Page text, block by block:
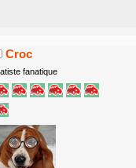
Croc
fanatique